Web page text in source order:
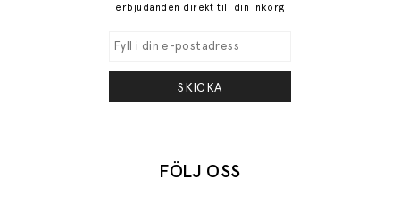
erbjudanden direkt till din inkorg
SKICKA
FÖLJ OSS